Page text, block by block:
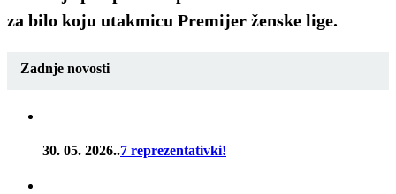
za bilo koju utakmicu Premijer ženske lige.
Zadnje novosti
30. 05. 2026..7 reprezentativki!